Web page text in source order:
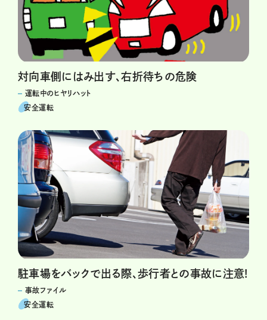
対向車側にはみ出す、右折待ちの危険
運転中のヒヤリハット
安全運転
駐車場をバックで出る際、歩行者との事故に注意!
事故ファイル
安全運転